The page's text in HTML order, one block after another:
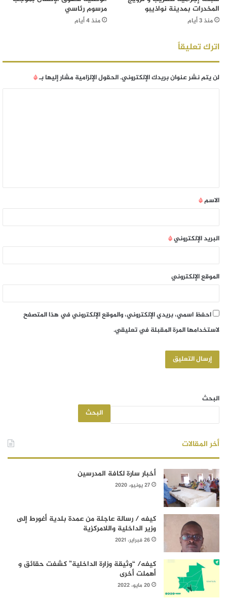
المخدرات بمدينة نواذيبو
منذ 3 أيام
مرسوم رئاسي
منذ 4 أيام
اترك تعليقاً
لن يتم نشر عنوان بريدك الإلكتروني.الحقول الإلزامية مشار إليها بـ*
الاسم*
البريد الإلكتروني*
الموقع الإلكتروني
احفظ اسمي، بريدي الإلكتروني، والموقع الإلكتروني في هذا المتصفح
لاستخدامها المرة المقبلة في تعليقي.
البحث
البحث
أخر المقالات
أخبار سارة لكافة المدرسين
27 يونيو، 2020
كيفه / رسالة عاجلة من عمدة بلدية أغورط إلى
وزير الداخلية واللامركزية
26 فبراير، 2021
كيفه/ “وثيقة وزارة الداخلية” كشفت حقائق و
أهملت أخرى
20 مايو، 2022